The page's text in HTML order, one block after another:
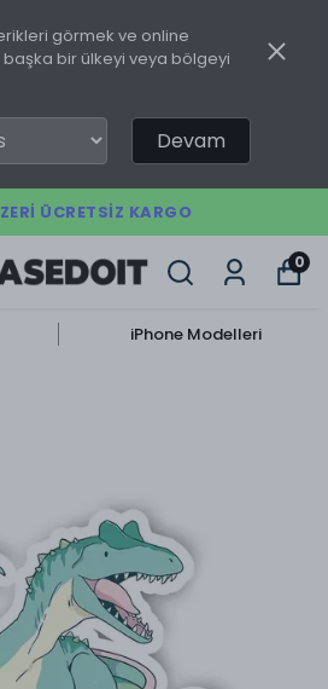
görmek ve online
başka bir ülkeyi veya bölgeyi
Devam
ÜCRETSIZ KARGO
0
iPhone Modelleri